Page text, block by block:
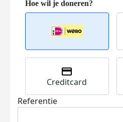
Creditcard
Referentie